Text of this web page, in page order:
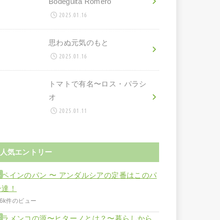
2025.01.16
思わぬ元気のもと
2025.01.16
トマトで有名〜ロス・パラシ
オ
2025.01.11
人気エントリー
ペインのパン 〜 アンダルシアの定番はこのパ
達！
件のビュー